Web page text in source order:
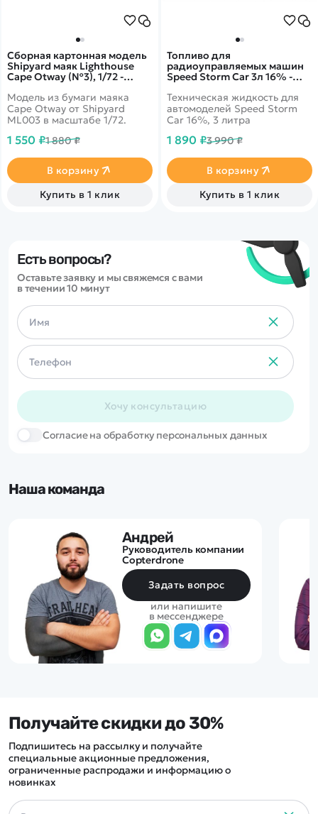
Сборная картонная модель
Shipyard маяк Lighthouse
Cape Otway (№3), 1/72 -
Модель из бумаги маяка
Cape Otway от Shipyard
ML003 в масштабе 1/72.
1 550 ₽1 880 ₽
В корзину
Купить в 1 клик
Топливо для
радиоуправляемых машин
Speed Storm Car 3л 16% -
Техническая жидкость для
автомоделей Speed Storm
Car 16%, 3 литра
1 890 ₽3 990 ₽
В корзину
Купить в 1 клик
Есть вопросы?
Оставьте заявку и мы свяжемся с вами
в течении 10 минут
Хочу консультацию
Cогласие на обработку персональных данных
Наша команда
Андрей
Руководитель компании
Copterdrone
Задать вопрос
или напишите
в мессенджере
Получайте скидки до 30%
Подпишитесь на рассылку и получайте
специальные акционные предложения,
ограниченные распродажи и информацию о
новинках